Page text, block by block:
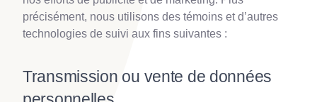
précisément, nous utilisons des témoins et d’autres
technologies de suivi aux fins suivantes :
Transmission ou vente de données